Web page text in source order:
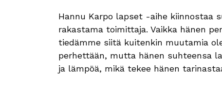
Hannu Karpo lapset -aihe kiinnostaa
rakastama toimittaja. Vaikka hänen
tiedämme siitä kuitenkin muutamia
perhettään, mutta hänen suhteensa
ja lämpöä, mikä tekee hänen